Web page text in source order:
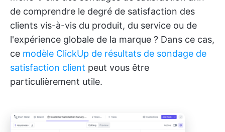
de comprendre le degré de satisfaction des
clients vis-à-vis du produit, du service ou de
l'expérience globale de la marque ? Dans ce cas,
ce modèle ClickUp de résultats de sondage de
satisfaction client peut vous être
particulièrement utile.